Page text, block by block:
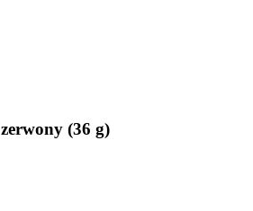
(36 g)